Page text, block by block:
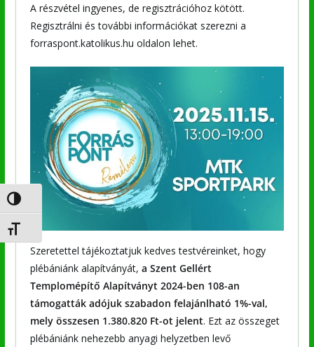
Nagy kontraszt váltása
Betűméret váltása
A részvétel ingyenes, de regisztrációhoz kötött.
Regisztrálni és további információkat szerezni a
forraspont.katolikus.hu oldalon lehet.
Szeretettel tájékoztatjuk kedves testvéreinket, hogy
plébániánk alapítványát, a Szent Gellért
Templomépítő Alapítványt 2024-ben 108-an
támogatták adójuk szabadon felajánlható 1%-val,
mely összesen 1.380.820 Ft-ot jelent. Ezt az összeget
plébániánk nehezebb anyagi helyzetben levő